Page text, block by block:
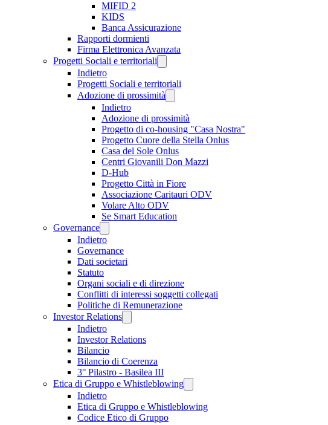
MIFID 2
KIDS
Banca Assicurazione
Rapporti dormienti
Firma Elettronica Avanzata
Progetti Sociali e territoriali
Indietro
Progetti Sociali e territoriali
Adozione di prossimità
Indietro
Adozione di prossimità
Progetto di co-housing "Casa Nostra"
Progetto Cuore della Stella Onlus
Casa del Sole Onlus
Centri Giovanili Don Mazzi
D-Hub
Progetto Città in Fiore
Associazione Caritauri ODV
Volare Alto ODV
Se Smart Education
Governance
Indietro
Governance
Dati societari
Statuto
Organi sociali e di direzione
Conflitti di interessi soggetti collegati
Politiche di Remunerazione
Investor Relations
Indietro
Investor Relations
Bilancio
Bilancio di Coerenza
3° Pilastro - Basilea III
Etica di Gruppo e Whistleblowing
Indietro
Etica di Gruppo e Whistleblowing
Codice Etico di Gruppo